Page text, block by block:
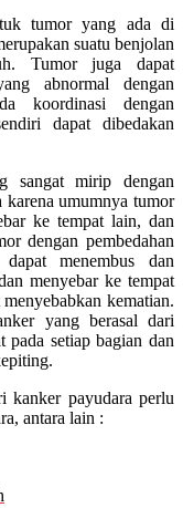
suatu benjolan
Tumor juga dapat
abnormal dengan
koordinasi dengan
dapat dibedakan
sangat mirip dengan
karena umumnya tumor
ke tempat lain, dan
dengan pembedahan
menembus dan
menyebar ke tempat
kematian.
yang berasal dari
pada setiap bagian dan
kanker payudara perlu
antara lain :